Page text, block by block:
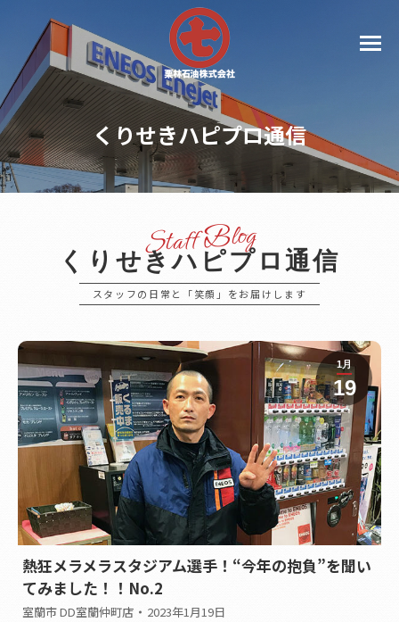
くりせきハピプロ通信
くりせきハピプロ通信
スタッフの日常と「笑顔」をお届けします
1月
19
熱狂メラメラスタジアム選手！“今年の抱負”を聞い
てみました！！No.2
室蘭市 DD室蘭仲町店 2023年1月19日